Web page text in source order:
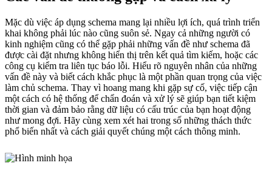
Mặc dù việc áp dụng schema mang lại nhiều lợi ích, quá trình triển
khai không phải lúc nào cũng suôn sẻ. Ngay cả những người có
kinh nghiệm cũng có thể gặp phải những vấn đề như schema đã
được cài đặt nhưng không hiển thị trên kết quả tìm kiếm, hoặc các
công cụ kiểm tra liên tục báo lỗi. Hiểu rõ nguyên nhân của những
vấn đề này và biết cách khắc phục là một phần quan trọng của việc
làm chủ schema. Thay vì hoang mang khi gặp sự cố, việc tiếp cận
một cách có hệ thống để chẩn đoán và xử lý sẽ giúp bạn tiết kiệm
thời gian và đảm bảo rằng dữ liệu có cấu trúc của bạn hoạt động
như mong đợi. Hãy cùng xem xét hai trong số những thách thức
phổ biến nhất và cách giải quyết chúng một cách thông minh.